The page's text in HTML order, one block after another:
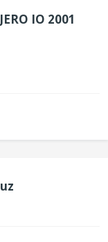
IO 2001